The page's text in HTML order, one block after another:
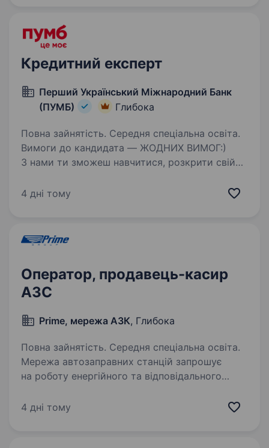
Кредитний експерт
Перший Український Міжнародний Банк
(ПУМБ)
Глибока
Повна зайнятість. Середня спеціальна освіта.
Вимоги до кандидата — ЖОДНИХ ВИМОГ:)
З нами ти зможеш навчитися, розкрити свій
дохід. Чому варто обрати ПУМБ? Найкращі
4 дні тому
Оператор, продавець-касир
АЗС
Prime, мережа АЗК, Глибока
Повна зайнятість. Середня спеціальна освіта.
Мережа автозаправних станцій запрошує
на роботу енергійного та відповідального
команди, де ти зможеш втілити свої ідеї
4 дні тому